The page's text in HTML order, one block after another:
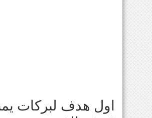
اول هدف لبركات